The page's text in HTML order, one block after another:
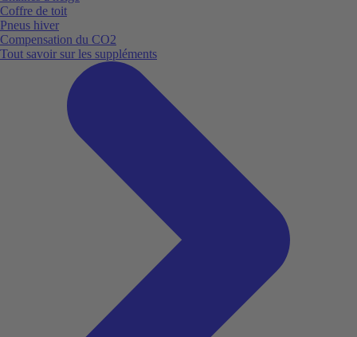
Coffre de toit
Pneus hiver
Compensation du CO2
Tout savoir sur les suppléments